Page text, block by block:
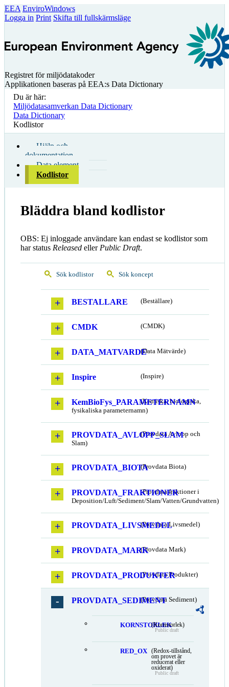
EEA EnviroWindows
Logga in Print Skifta till fullskärmsläge
Registret för miljödatakoder
Applikationen baseras på EEA:s Data Dictionary
Du är här:
Miljödatasamverkan Data Dictionary
Data Dictionary
Kodlistor
Hjälp och
dokumentation
Data element
Kodlistor
Bläddra bland kodlistor
OBS: Ej inloggade användare kan endast se kodlistor som
har status Released eller Public Draft.
Sök kodlistor Sök koncept
BESTALLARE (Beställare)
CMDK (CMDK)
DATA_MATVARDE(Data Mätvärde)
Inspire (Inspire)
KemBioFys_PARAMETERNAMN
(Kemiska, biologiska,
fysikaliska parameternamn)
PROVDATA_AVLOPP_SLAM
(Provdata Avlopp och
Slam)
PROVDATA_BIOTA(Provdata Biota)
PROVDATA_FRAKTIONER
(Provdata fraktioner i
Deposition/Luft/Sediment/Slam/Vatten/Grundvatten)
PROVDATA_LIVSMEDEL
(Provdata Livsmedel)
PROVDATA_MARK(Provdata Mark)
PROVDATA_PRODUKTER
(Provdata Produkter)
PROVDATA_SEDIMENT(Provdata Sediment)
KORNSTORLEK
(Kornstorlek)
Public draft
RED_OX
(Redox-tillstånd,
om provet är
reducerat eller
oxiderat)
Public draft